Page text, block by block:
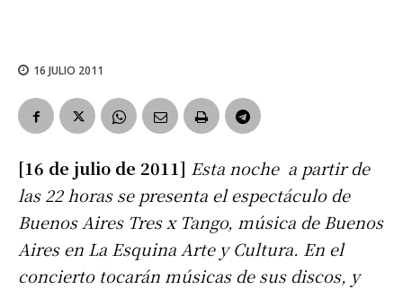
16 JULIO 2011
[16 de julio de 2011] Esta noche a partir de
las 22 horas se presenta el espectáculo de
Buenos Aires Tres x Tango, música de Buenos
Aires en La Esquina Arte y Cultura. En el
concierto tocarán músicas de sus discos, y